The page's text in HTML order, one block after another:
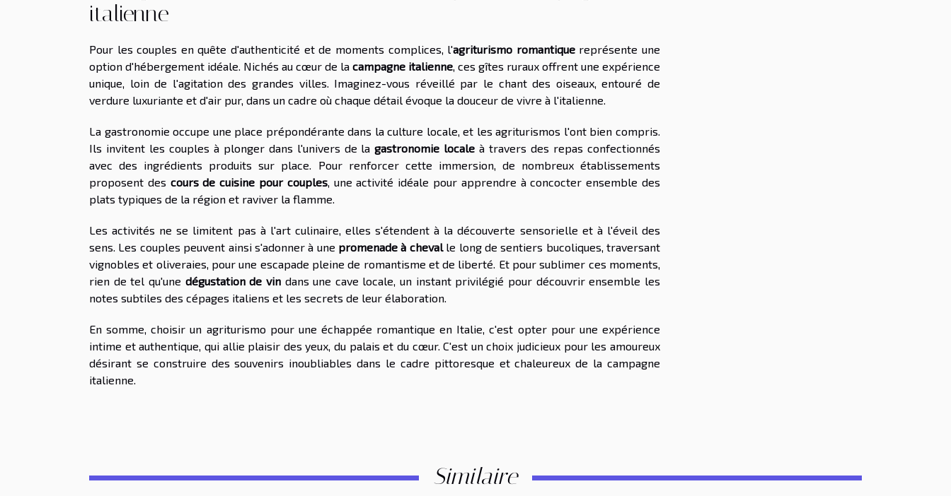
italienne
Pour les couples en quête d'authenticité et de moments complices, l'agriturismo romantiquereprésente une
option d'hébergement idéale. Nichés au cœur de la campagne italienne, ces gîtes ruraux offrent une expérience
unique, loin de l'agitation des grandes villes. Imaginez-vous réveillé par le chant des oiseaux, entouré de
verdure luxuriante et d'air pur, dans un cadre où chaque détail évoque la douceur de vivre à l'italienne.
La gastronomie occupe une place prépondérante dans la culture locale, et les agriturismos l'ont bien compris.
Ils invitent les couples à plonger dans l'univers de lagastronomie locale à travers des repas confectionnés
avec des ingrédients produits sur place. Pour renforcer cette immersion, de nombreux établissements
proposent des cours de cuisine pour couples, une activité idéale pour apprendre à concocter ensemble des
plats typiques de la région et raviver la flamme.
Les activités ne se limitent pas à l'art culinaire, elles s'étendent à la découverte sensorielle et à l'éveil des
sens. Les couples peuvent ainsi s'adonner à une promenade à chevalle long de sentiers bucoliques, traversant
vignobles et oliveraies, pour une escapade pleine de romantisme et de liberté. Et pour sublimer ces moments,
rien de tel qu'une dégustation de vindans une cave locale, un instant privilégié pour découvrir ensemble les
notes subtiles des cépages italiens et les secrets de leur élaboration.
En somme, choisir un agriturismo pour une échappée romantique en Italie, c'est opter pour une expérience
intime et authentique, qui allie plaisir des yeux, du palais et du cœur. C'est un choix judicieux pour les amoureux
désirant se construire des souvenirs inoubliables dans le cadre pittoresque et chaleureux de la campagne
italienne.
Similaire